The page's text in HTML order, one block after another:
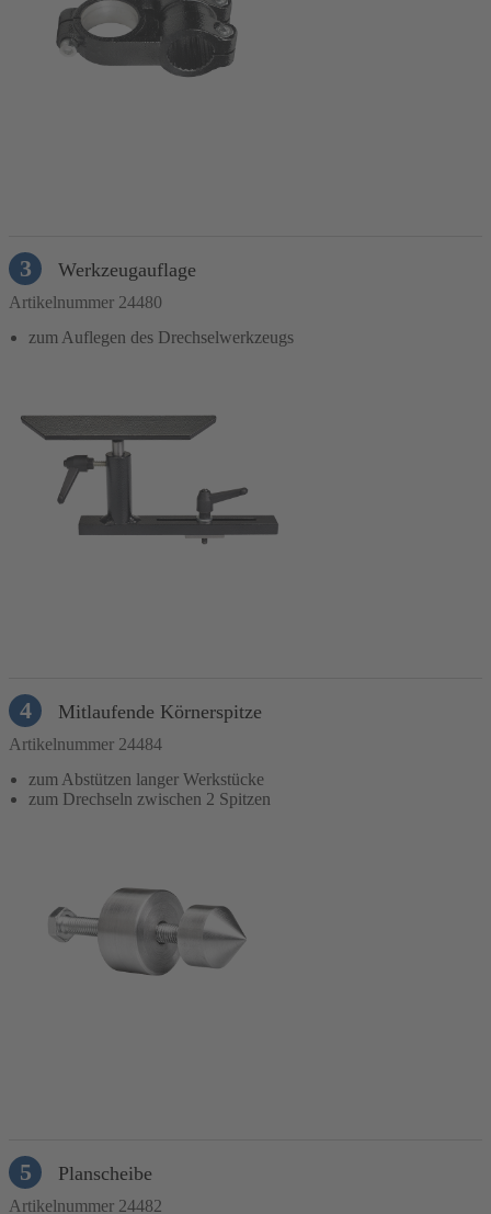
3 Werkzeugauflage
Artikelnummer 24480
zum Auflegen des Drechselwerkzeugs
4 Mitlaufende Körnerspitze
Artikelnummer 24484
zum Abstützen langer Werkstücke
zum Drechseln zwischen 2 Spitzen
5 Planscheibe
Artikelnummer 24482